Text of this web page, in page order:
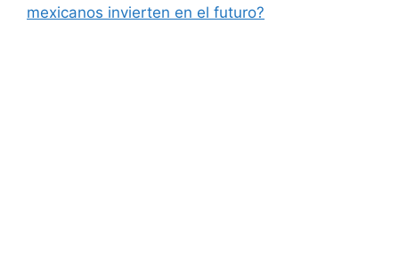
mexicanos invierten en el futuro?